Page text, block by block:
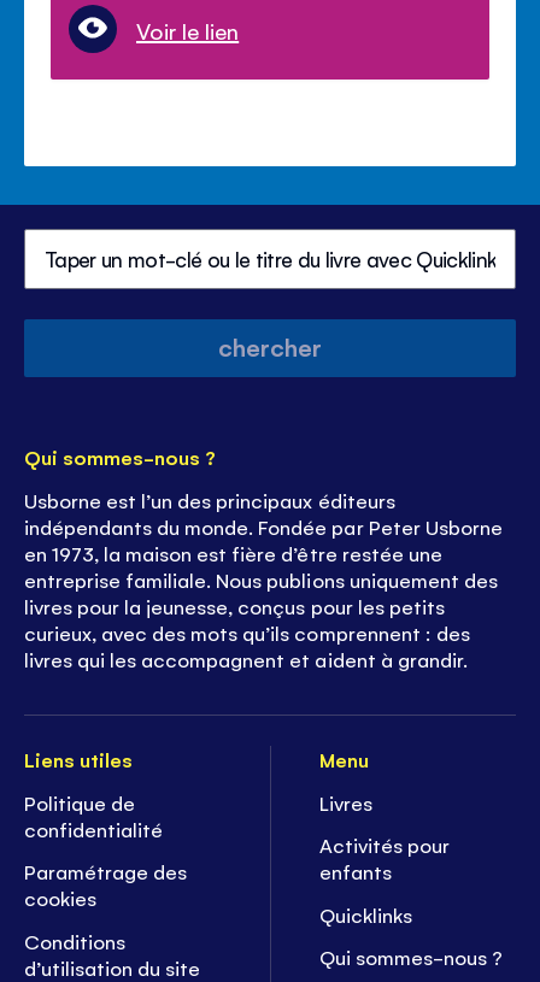
Voir le lien
chercher
Liens utiles
Politique de
confidentialité
Paramétrage des
cookies
Conditions
d’utilisation du site
Menu
Livres
Activités pour
enfants
Quicklinks
Qui sommes-nous ?
Qui sommes-nous ?
Usborne est l’un des principaux éditeurs
indépendants du monde. Fondée par Peter Usborne
en 1973, la maison est fière d’être restée une
entreprise familiale. Nous publions uniquement des
livres pour la jeunesse, conçus pour les petits
curieux, avec des mots qu’ils comprennent : des
livres qui les accompagnent et aident à grandir.